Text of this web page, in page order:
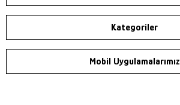
Kategoriler
Mobil Uygulamalarımız